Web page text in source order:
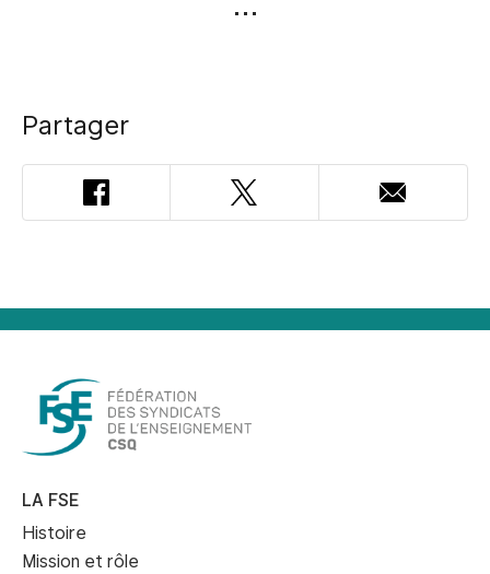
Partager
Facebook Twitter
Adresse
courriel
LA FSE
Histoire
Mission et rôle